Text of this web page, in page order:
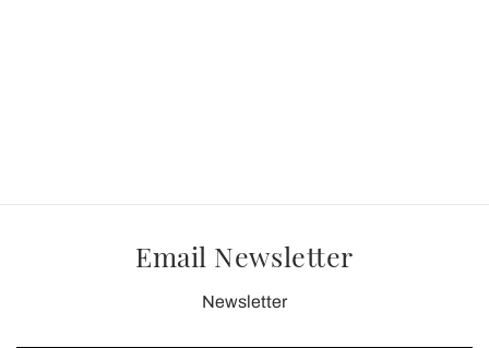
Email Newsletter
Newsletter